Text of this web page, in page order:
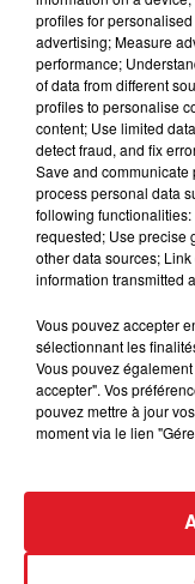
FILS
BÉTHUNE:
VOLONTAIRE
Selon les
profiles for
advertising; Measure
performance;
of data from different
profiles to personalise
content; Use limited
detect fraud, and fix
Save and
process personal data
following
requested; Use precise
other data sources;
information transmitted
Vous pouvez accepter
sélectionnant les
Vous pouvez
accepter". Vos
pouvez mettre à jour
moment via le lien